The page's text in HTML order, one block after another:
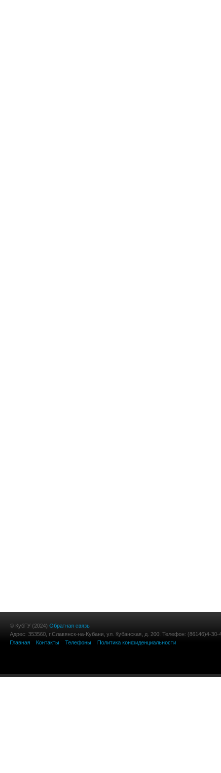
© КубГУ (2024) Обратная связь
Адрес: 353560, г.Славянск-на-Кубани, ул. Кубанская, д. 200. Телефон: (86146)4-30-
Главная
Контакты Телефоны Политика конфиденциальности